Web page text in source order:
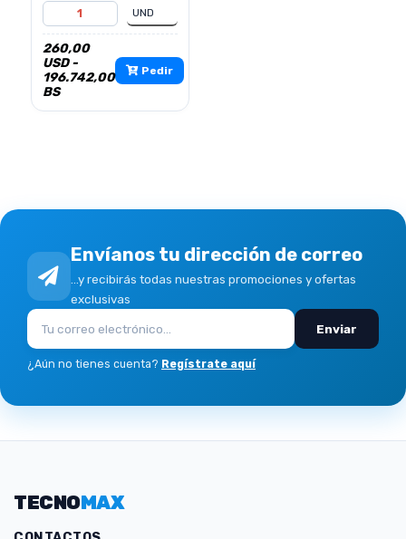
260,00
USD -
196.742,00
BS
Pedir
Envíanos tu dirección de correo
...y recibirás todas nuestras promociones y ofertas
exclusivas
Enviar
¿Aún no tienes cuenta? Regístrate aquí
TECNOMAX